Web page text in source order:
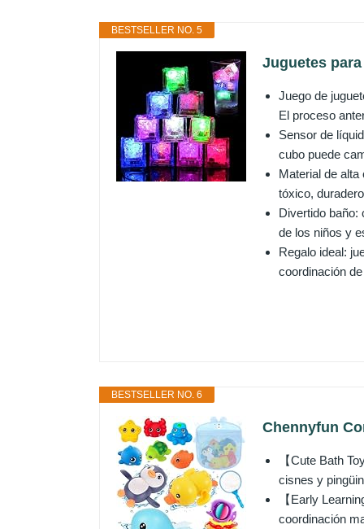
BESTSELLER NO. 5
Juguetes
Juego de
El proceso
Sensor de
cubo puede
Material de
tóxico,
Divertido baño:
de los niños y
Regalo ideal:
coordinación
BESTSELLER NO. 6
Chennyfun
【Cute Bath
cisnes y
【Early
coordinación